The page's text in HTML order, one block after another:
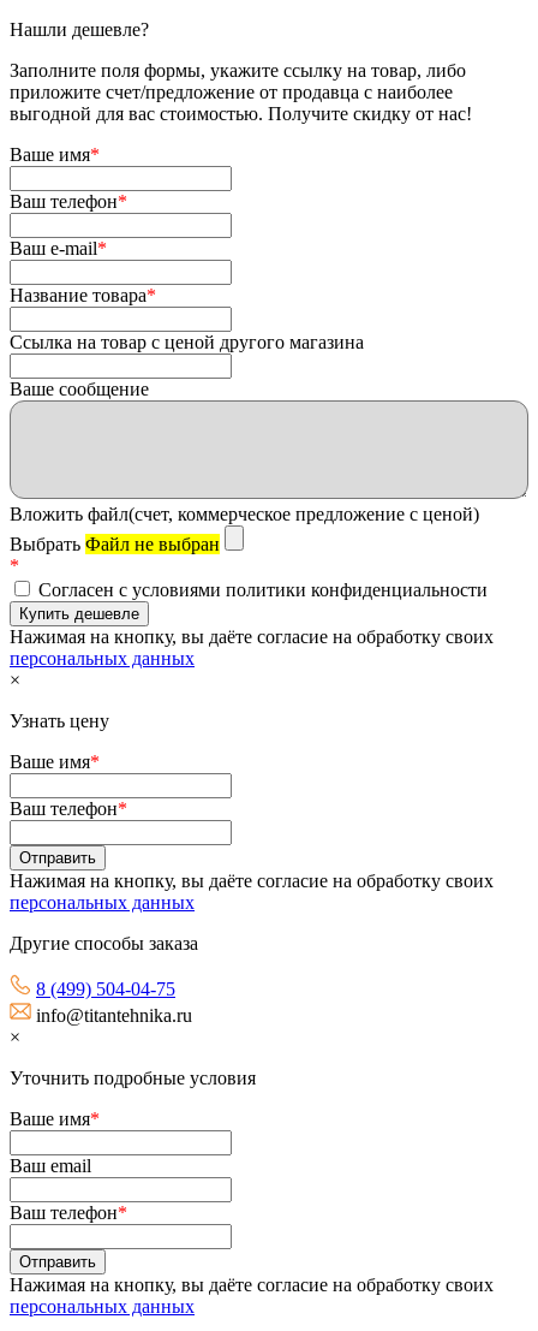
Нашли дешевле?
Заполните поля формы, укажите ссылку на товар, либо
приложите счет/предложение от продавца с наиболее
выгодной для вас стоимостью. Получите скидку от нас!
Ваше имя*
Ваш телефон*
Ваш e-mail*
Название товара*
Ссылка на товар с ценой другого магазина
Ваше сообщение
Вложить файл(счет, коммерческое предложение с ценой)
Выбрать Файл не выбран
*
Согласен с условиями политики конфиденциальности
Нажимая на кнопку, вы даёте согласие на обработку своих
персональных данных
×
Узнать цену
Ваше имя*
Ваш телефон*
Нажимая на кнопку, вы даёте согласие на обработку своих
персональных данных
Другие способы заказа
8 (499) 504-04-75
info@titantehnika.ru
×
Уточнить подробные условия
Ваше имя*
Ваш email
Ваш телефон*
Нажимая на кнопку, вы даёте согласие на обработку своих
персональных данных